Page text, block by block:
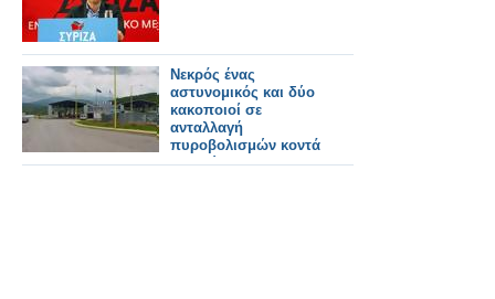
Νεκρός ένας
αστυνομικός και δύο
κακοποιοί σε
ανταλλαγή
πυροβολισμών κοντά
στα σύνορα με την